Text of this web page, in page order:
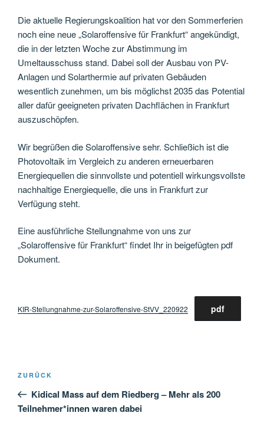
Die aktuelle Regierungskoalition hat vor den Sommerferien
noch eine neue „Solaroffensive für Frankfurt“ angekündigt,
die in der letzten Woche zur Abstimmung im
Umeltausschuss stand. Dabei soll der Ausbau von PV-
Anlagen und Solarthermie auf privaten Gebäuden
wesentlich zunehmen, um bis möglichst 2035 das Potential
aller dafür geeigneten privaten Dachflächen in Frankfurt
auszuschöpfen.
Wir begrüßen die Solaroffensive sehr. Schließich ist die
Photovoltaik im Vergleich zu anderen erneuerbaren
Energiequellen die sinnvollste und potentiell wirkungsvollste
nachhaltige Energiequelle, die uns in Frankfurt zur
Verfügung steht.
Eine ausführliche Stellungnahme von uns zur
„Solaroffensive für Frankfurt“ findet Ihr in beigefügten pdf
Dokument.
KIR-Stellungnahme-zur-Solaroffensive-StVV_220922 pdf
Beitragsnavigation
Vorheriger
Beitrag
ZURÜCK
Kidical Mass auf dem Riedberg – Mehr als 200
Teilnehmer*innen waren dabei